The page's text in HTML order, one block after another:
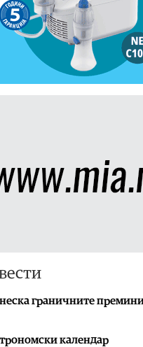
граничните
календар